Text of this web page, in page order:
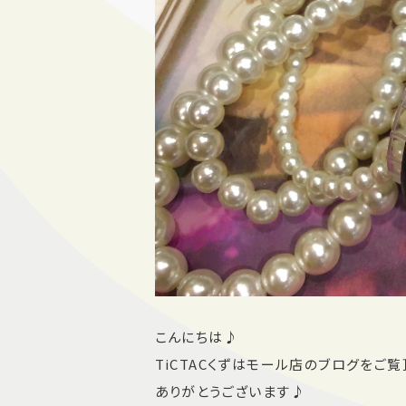
こんにちは♪
TiCTACくずはモール店のブログをご覧
ありがとうございます♪